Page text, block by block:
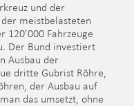
und der
meistbelasteten
120’000 Fahrzeuge
Der Bund investiert
Ausbau der
dritte Gubrist Röhre,
der Ausbau auf
das umsetzt, ohne